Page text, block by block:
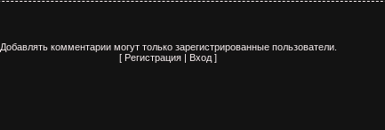
Добавлять комментарии могут только зарегистрированные пользователи.
[ Регистрация | Вход ]